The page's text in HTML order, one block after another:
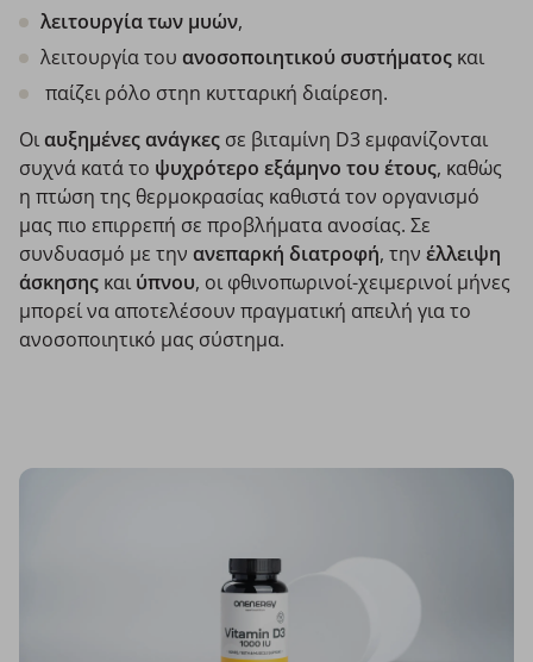
λειτουργία των μυών,
λειτουργία του ανοσοποιητικού συστήματος και
παίζει ρόλο στηn κυτταρική διαίρεση.
Οιαυξημένες ανάγκες σε βιταμίνη D3 εμφανίζονται
συχνά κατά το ψυχρότερο εξάμηνο του έτους, καθώς
η πτώση της θερμοκρασίας καθιστά τον οργανισμό
μας πιο επιρρεπή σε προβλήματα ανοσίας. Σε
συνδυασμό με την ανεπαρκή διατροφή, την έλλειψη
άσκησης και ύπνου, οι φθινοπωρινοί-χειμερινοί μήνες
μπορεί να αποτελέσουν πραγματική απειλή για το
ανοσοποιητικό μας σύστημα.